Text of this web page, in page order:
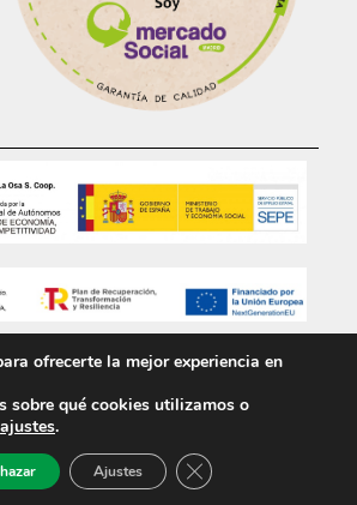
Política de Privacidad
Política de Cookies
por
ofrecerte la mejor experiencia en
sobre qué cookies utilizamos o
ajustes.
Ajustes Cerrar el banner de